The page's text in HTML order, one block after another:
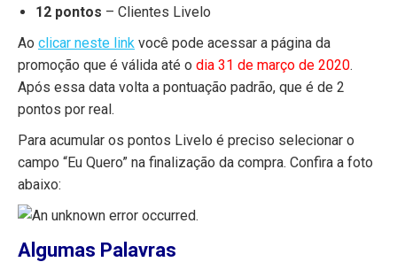
12 pontos – Clientes Livelo
Ao clicar neste link você pode acessar a página da
promoção que é válida até o dia 31 de março de 2020.
Após essa data volta a pontuação padrão, que é de 2
pontos por real.
Para acumular os pontos Livelo é preciso selecionar o
campo “Eu Quero” na finalização da compra. Confira a foto
abaixo:
Algumas Palavras